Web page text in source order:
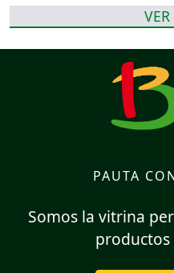
PAUTA
Somos la vitrina
productos